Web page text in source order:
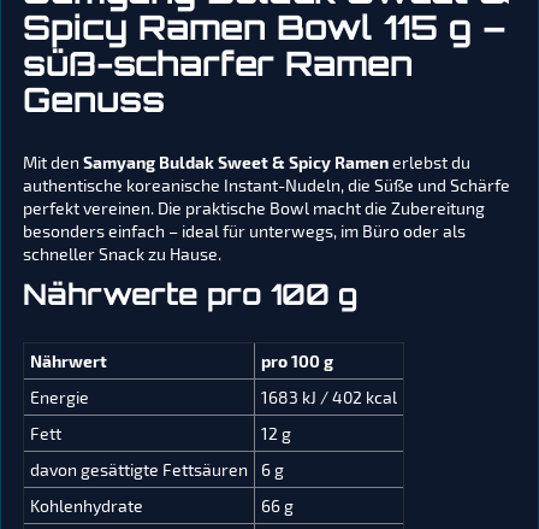
Spicy Ramen Bowl 115 g –
süß-scharfer Ramen
Genuss
Mit den Samyang Buldak Sweet & Spicy Ramenerlebst du
authentische koreanische Instant-Nudeln, die Süße und Schärfe
perfekt vereinen. Die praktische Bowl macht die Zubereitung
besonders einfach – ideal für unterwegs, im Büro oder als
schneller Snack zu Hause.
Nährwerte pro 100 g
Nährwert
pro 100 g
Energie
1683 kJ / 402 kcal
Fett
12 g
davon gesättigte Fettsäuren
6 g
Kohlenhydrate
66 g